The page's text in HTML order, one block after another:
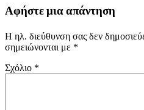
Αφήστε μια απάντηση
Η ηλ. διεύθυνση σας δεν
σημειώνονται με *
Σχόλιο *